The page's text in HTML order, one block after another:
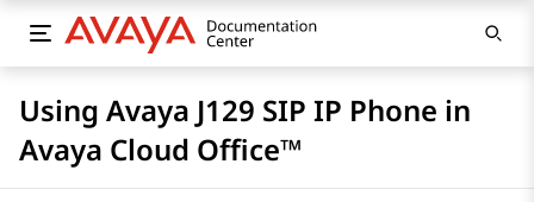
Using Avaya J129 SIP IP Phone in
Avaya Cloud Office™